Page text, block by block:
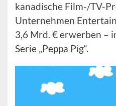
kanadische Film-/TV-
Unternehmen
3,6 Mrd. € erwerben –
Serie „Peppa Pig“.